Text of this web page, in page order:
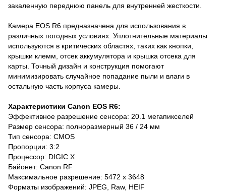
закаленную переднюю панель для внутренней жесткости.
Камера EOS R6 предназначена для использования в
различных погодных условиях. Уплотнительные материалы
используются в критических областях, таких как кнопки,
крышки клемм, отсек аккумулятора и крышка отсека для
карты. Точный дизайн и конструкция помогают
минимизировать случайное попадание пыли и влаги в
остальную часть корпуса камеры.
Характеристики Canon EOS R6:
Эффективное разрешение сенсора: 20.1 мегапикселей
Размер сенсора: полноразмерный 36 / 24 мм
Тип сенсора: CMOS
Пропорции: 3:2
Процессор: DIGIC X
Байонет: Canon RF
Максимальное разрешение: 5472 x 3648
Форматы изображений: JPEG, Raw, HEIF